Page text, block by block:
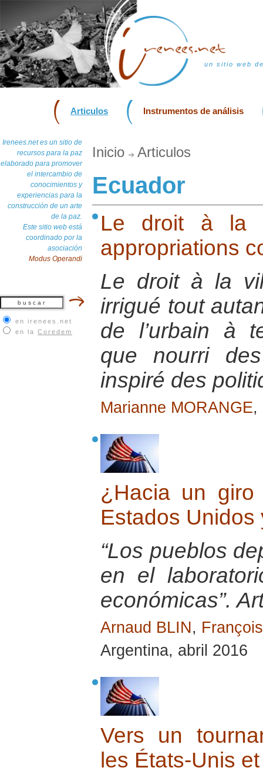
un sitio web
Articulos Instrumentos de análisis
Irenees.net es un sitio de
recursos para la paz
elaborado para promover
el intercambio de
conocimientos y
experiencias para la
construcción de un arte
de la paz.
Este sitio web está
coordinado por la
asociación
Modus Operandi
en irenees.net
en la Coredem
Inicio Articulos
Ecuador
Le droit à la
appropriations
Le droit à la
irrigué tout
de l’urbain à
que nourri
inspiré des
Marianne MORANGE,
¿Hacia un giro
Estados Unidos
“Los pueblos
en el
económicas”.
Arnaud BLIN,
Argentina, abril 2016
Vers un
les États-Unis